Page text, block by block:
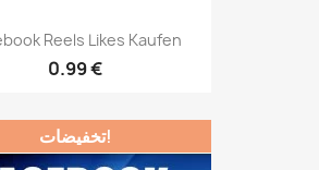
Reels Likes Kaufen
0.99 €
تخفيضات!